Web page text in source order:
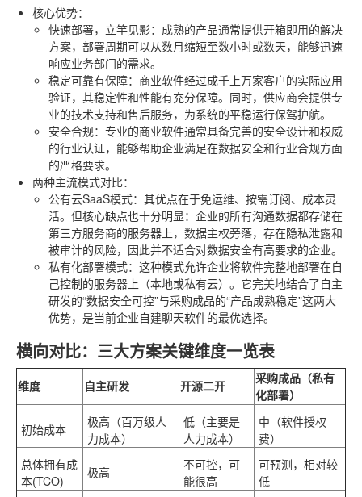
核心优势：
快速部署，立竿见影：成熟的产品通常提供开箱即用的解决
方案，部署周期可以从数月缩短至数小时或数天，能够迅速
响应业务部门的需求。
稳定可靠有保障：商业软件经过成千上万家客户的实际应用
验证，其稳定性和性能有充分保障。同时，供应商会提供专
业的技术支持和售后服务，为系统的平稳运行保驾护航。
安全合规：专业的商业软件通常具备完善的安全设计和权威
的行业认证，能够帮助企业满足在数据安全和行业合规方面
的严格要求。
两种主流模式对比：
公有云SaaS模式：其优点在于免运维、按需订阅、成本灵
活。但核心缺点也十分明显：企业的所有沟通数据都存储在
第三方服务商的服务器上，数据主权旁落，存在隐私泄露和
被审计的风险，因此并不适合对数据安全有高要求的企业。
私有化部署模式：这种模式允许企业将软件完整地部署在自
己控制的服务器上（本地或私有云）。它完美地结合了自主
研发的“数据安全可控”与采购成品的“产品成熟稳定”这两大
优势，是当前企业自建聊天软件的最优选择。
横向对比：三大方案关键维度一览表
维度 自主研发 开源二开
采购成品（私有
化部署）
初始成本
极高（百万级人
力成本）
低（主要是
人力成本）
中（软件授权
费）
总体拥有成
本(TCO)
极高
不可控，可
能很高
可预测，相对较
低